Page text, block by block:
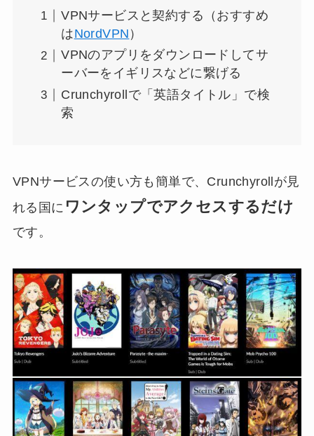
VPNサービスと契約する（おすすめ
はNordVPN ）
VPNのアプリをダウンロードしてサ
ーバーをイギリスなどに繋げる
Crunchyrollで「英語タイトル」で検
索
VPNサービスの使い方も簡単で、Crunchyrollが見
れる国に ワンタップでアクセスするだけ
です。